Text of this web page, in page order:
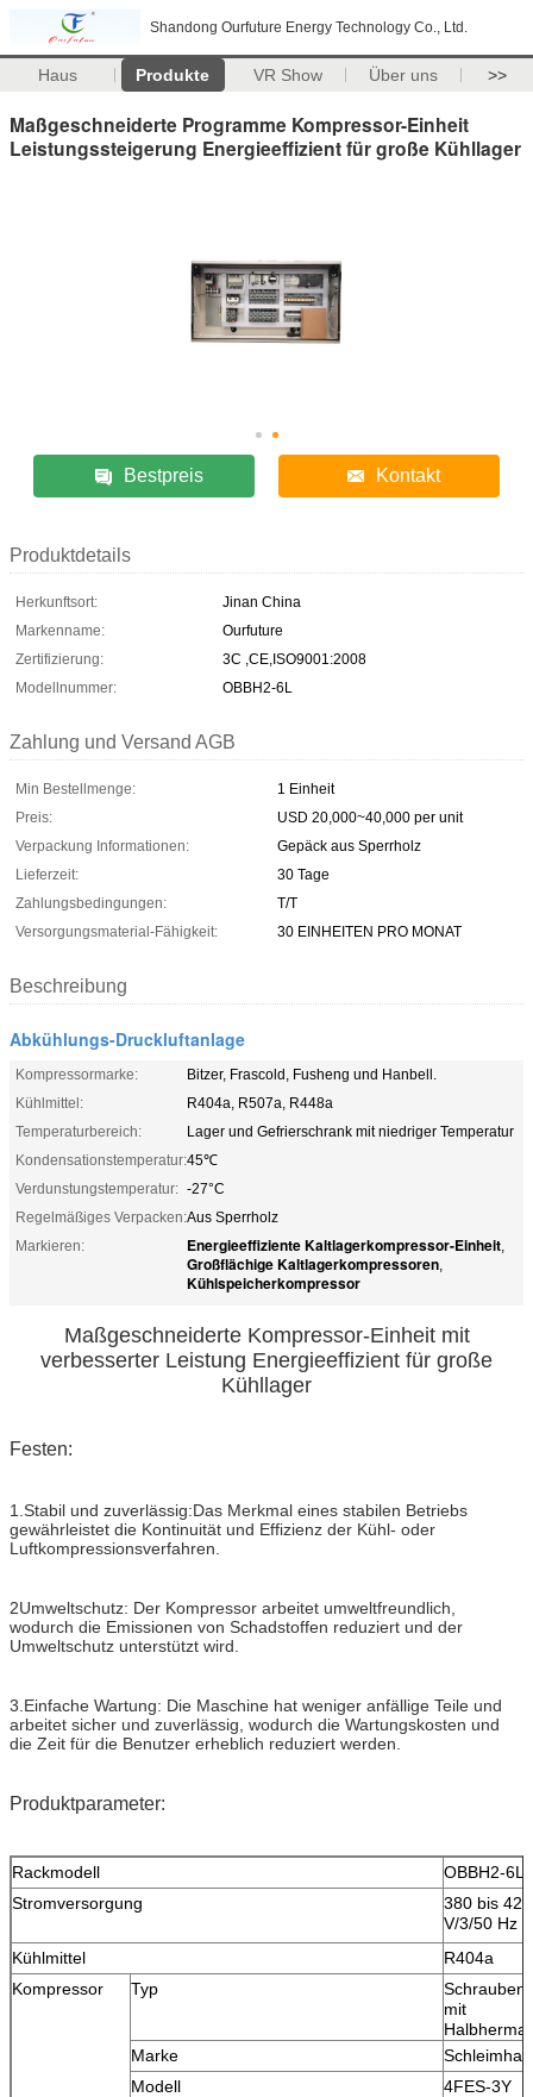
Shandong Ourfuture Energy Technology Co., Ltd.
Haus Produkte VR Show Über uns >>
Maßgeschneiderte Programme Kompressor-Einheit
Leistungssteigerung Energieeffizient für große Kühllager
Bestpreis Kontakt
Produktdetails
Herkunftsort:
Jinan China
Markenname:
Ourfuture
Zertifizierung:
3C ,CE,ISO9001:2008
Modellnummer:
OBBH2-6L
Zahlung und Versand AGB
Min Bestellmenge:
1 Einheit
Preis:
USD 20,000~40,000 per unit
Verpackung Informationen:
Gepäck aus Sperrholz
Lieferzeit:
30 Tage
Zahlungsbedingungen:
T/T
Versorgungsmaterial-Fähigkeit:
30 EINHEITEN PRO MONAT
Beschreibung
Abkühlungs-Druckluftanlage
Kompressormarke:
Bitzer, Frascold, Fusheng und Hanbell.
Kühlmittel:
R404a, R507a, R448a
Temperaturbereich:
Lager und Gefrierschrank mit niedriger Temperatur
Kondensationstemperatur:45℃
Verdunstungstemperatur: -27°C
Regelmäßiges Verpacken:Aus Sperrholz
Markieren:
Energieeffiziente Kaltlagerkompressor-Einheit,
Großflächige Kaltlagerkompressoren,
Kühlspeicherkompressor
Maßgeschneiderte Kompressor-Einheit mit
verbesserter Leistung Energieeffizient für große
Kühllager
Festen:
1.Stabil und zuverlässig:Das Merkmal eines stabilen Betriebs
gewährleistet die Kontinuität und Effizienz der Kühl- oder
Luftkompressionsverfahren.
2Umweltschutz: Der Kompressor arbeitet umweltfreundlich,
wodurch die Emissionen von Schadstoffen reduziert und der
Umweltschutz unterstützt wird.
3.Einfache Wartung: Die Maschine hat weniger anfällige Teile und
arbeitet sicher und zuverlässig, wodurch die Wartungskosten und
die Zeit für die Benutzer erheblich reduziert werden.
Produktparameter:
Rackmodell
OBBH2-6L
Stromversorgung
380 bis 420
V/3/50 Hz
Kühlmittel
R404a
Kompressor
Typ
mit
Marke
Modell
4FES-3Y